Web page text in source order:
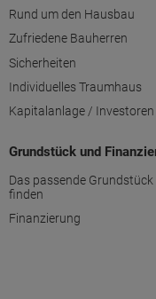
Rund um den Hausbau
Zufriedene Bauherren
Sicherheiten
Individuelles Traumhaus
Kapitalanlage / Investoren
Grundstück und
Das passende Grundstück
finden
Finanzierung